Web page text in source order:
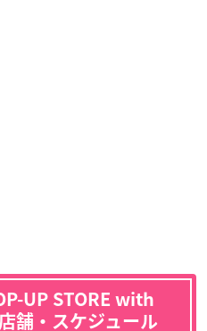
UP STORE with
舗・スケジュール